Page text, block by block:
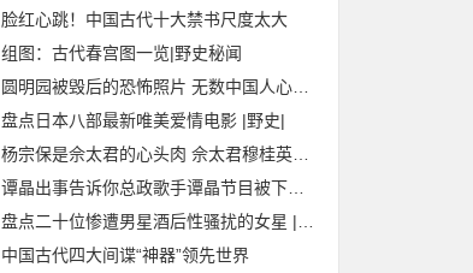
脸红心跳！中国古代十大禁书尺度太大
组图：古代春宫图一览|野史秘闻
圆明园被毁后的恐怖照片 无数中国人心中的痛
盘点日本八部最新唯美爱情电影 |野史|
杨宗保是佘太君的心头肉 佘太君穆桂英的故事|野史秘闻
谭晶出事告诉你总政歌手谭晶节目被下架的真相
盘点二十位惨遭男星酒后性骚扰的女星 |野史|
中国古代四大间谍“神器”领先世界